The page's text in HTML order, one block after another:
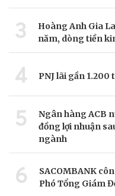
3
Hoàng Anh Gia
năm, dòng tiền
4 PNJ lãi gần 1.200
5
Ngân hàng ACB
đồng lợi nhuận
ngành
6
SACOMBANK
Phó Tổng Giám